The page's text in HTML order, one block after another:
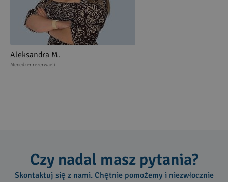
Aleksandra M.
Menedżer rezerwacji
Czy nadal masz pytania?
Skontaktuj się z nami. Chętnie pomożemy i niezwłocznie